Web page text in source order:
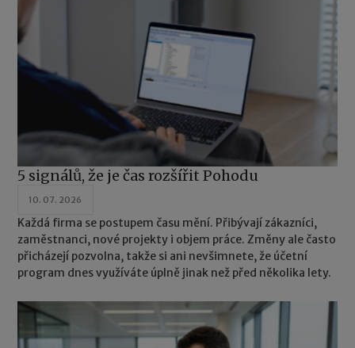
5 signálů, že je čas rozšířit Pohodu
10. 07. 2026
Každá firma se postupem času mění. Přibývají zákazníci,
zaměstnanci, nové projekty i objem práce. Změny ale často
přicházejí pozvolna, takže si ani nevšimnete, že účetní
program dnes využíváte úplně jinak než před několika lety.